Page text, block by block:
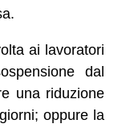
ai lavoratori
dal
una riduzione
oppure la